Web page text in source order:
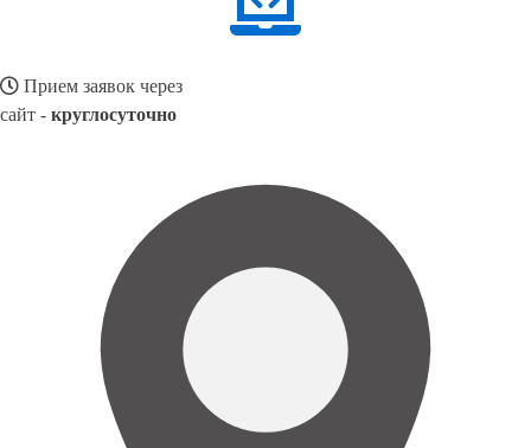
Прием заявок через
сайт - круглосуточно